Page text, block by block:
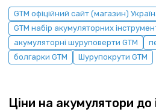
GTM офіційний сайт (магазин)
GTM набір акумуляторних
акумуляторні шуруповерти GTM
болгарки GTM
Шурупокрути GTM
Ціни на акумулятори до